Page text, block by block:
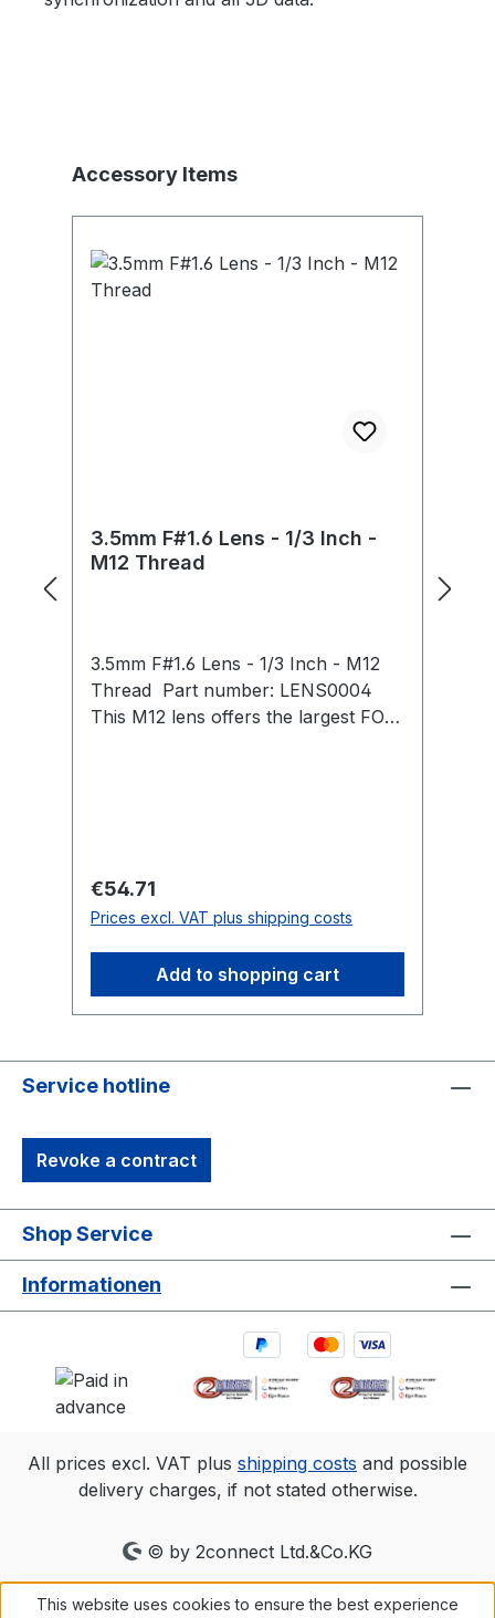
Skip product gallery
Accessory Items
3.5mm F#1.6 Lens - 1/3 Inch -
M12 Thread
3.5mm F#1.6 Lens - 1/3 Inch - M12
Thread Part number: LENS0004
This M12 lens offers the largest FOV
Distortion: 2.9% Compatible
Cameras: FLEX 3 (V100:R2)SLIM
3U/V120:SLIM
Regular price:
€54.71
Prices excl. VAT plus shipping costs
Add to shopping cart
Service hotline
Revoke a contract
Shop Service
Informationen
All prices excl. VAT plus shipping costs and possible
delivery charges, if not stated otherwise.
© by 2connect Ltd.&Co.KG
This website uses cookies to ensure the best experience